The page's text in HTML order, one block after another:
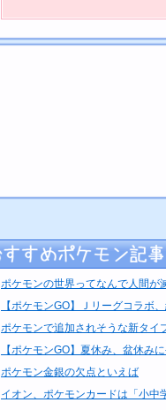
ポケモンの世界ってなんで人間が
【ポケモンGO】Ｊリーグコラボ
ポケモンで追加されそうな新タイ
【ポケモンGO】夏休み、盆休み
ポケモン金銀の欠点といえば
イオン、ポケモンカードは「小